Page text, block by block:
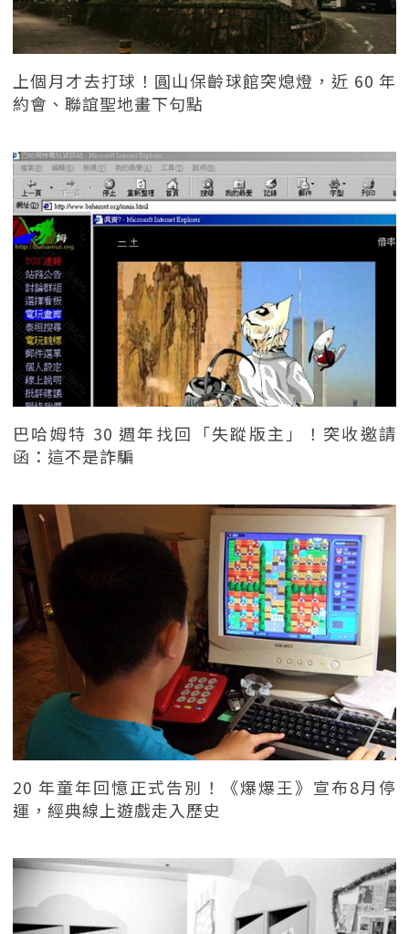
上個月才去打球！圓山保齡球館突熄燈，近 60 年
約會、聯誼聖地畫下句點
巴哈姆特 30 週年找回「失蹤版主」！突收邀請
函：這不是詐騙
20 年童年回憶正式告別！《爆爆王》宣布8月停
運，經典線上遊戲走入歷史